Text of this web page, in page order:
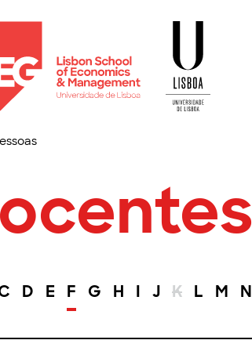
D E F G H I J K L M N